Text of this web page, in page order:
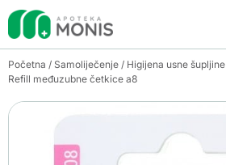
Početna / Samoliječenje / Higijena usne šupljine
Refill međuzubne četkice a8